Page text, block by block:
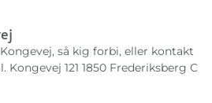
så kig forbi, eller kontakt
Kongevej 121 1850 Frederiksberg C